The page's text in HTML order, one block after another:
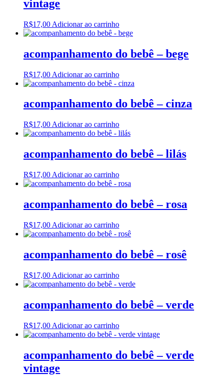
vintage
R$17,00 Adicionar ao carrinho
acompanhamento do bebê – bege
R$17,00 Adicionar ao carrinho
acompanhamento do bebê – cinza
R$17,00 Adicionar ao carrinho
acompanhamento do bebê – lilás
R$17,00 Adicionar ao carrinho
acompanhamento do bebê – rosa
R$17,00 Adicionar ao carrinho
acompanhamento do bebê – rosê
R$17,00 Adicionar ao carrinho
acompanhamento do bebê – verde
R$17,00 Adicionar ao carrinho
acompanhamento do bebê – verde
vintage